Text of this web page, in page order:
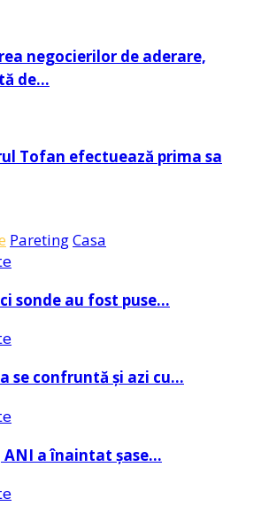
negocierilor de aderare,
de…
Tofan efectuează prima sa
ParetingCasa
sonde au fost puse…
se confruntă și azi cu…
ANI a înaintat șase…